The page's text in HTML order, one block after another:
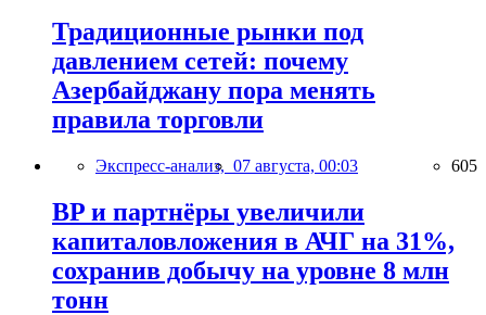
Традиционные рынки под
давлением сетей: почему
Азербайджану пора менять
правила торговли
Экспресс-анализ, 07 августа, 00:03 605
BP и партнёры увеличили
капиталовложения в АЧГ на 31%,
сохранив добычу на уровне 8 млн
тонн